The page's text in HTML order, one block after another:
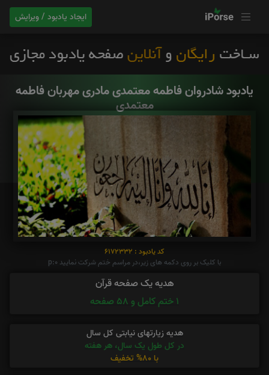
ایجاد یادبود / ویرایش
یادبود شادروان فاطمه معتمدی مادری مهربان فاطمه
معتمدی
کد یادبود : 6172332
با کلیک بر روی دکمه های زیر،در مراسم ختم شرکت نمایید p:0
هدیه یک صفحه قرآن
1 ختم کامل و 58 صفحه
هدیه زیارتهای نیابتی کل سال
در کل طول یک سال، هر هفته
با 80% تخفیف